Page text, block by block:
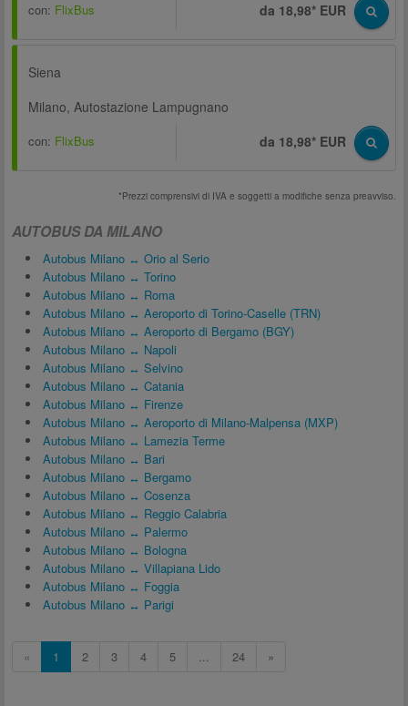
con: FlixBus da 18,98* EUR
Siena
Milano, Autostazione Lampugnano
con: FlixBus da 18,98* EUR
*Prezzi comprensivi di IVA e soggetti a modifiche senza preavviso.
AUTOBUS DA MILANO
Autobus Milano ↔ Orio al Serio
Autobus Milano ↔ Torino
Autobus Milano ↔ Roma
Autobus Milano ↔ Aeroporto di Torino-Caselle (TRN)
Autobus Milano ↔ Aeroporto di Bergamo (BGY)
Autobus Milano ↔ Napoli
Autobus Milano ↔ Selvino
Autobus Milano ↔ Catania
Autobus Milano ↔ Firenze
Autobus Milano ↔ Aeroporto di Milano-Malpensa (MXP)
Autobus Milano ↔ Lamezia Terme
Autobus Milano ↔ Bari
Autobus Milano ↔ Bergamo
Autobus Milano ↔ Cosenza
Autobus Milano ↔ Reggio Calabria
Autobus Milano ↔ Palermo
Autobus Milano ↔ Bologna
Autobus Milano ↔ Villapiana Lido
Autobus Milano ↔ Foggia
Autobus Milano ↔ Parigi
« 1 2 3 4 5 ... 24 »